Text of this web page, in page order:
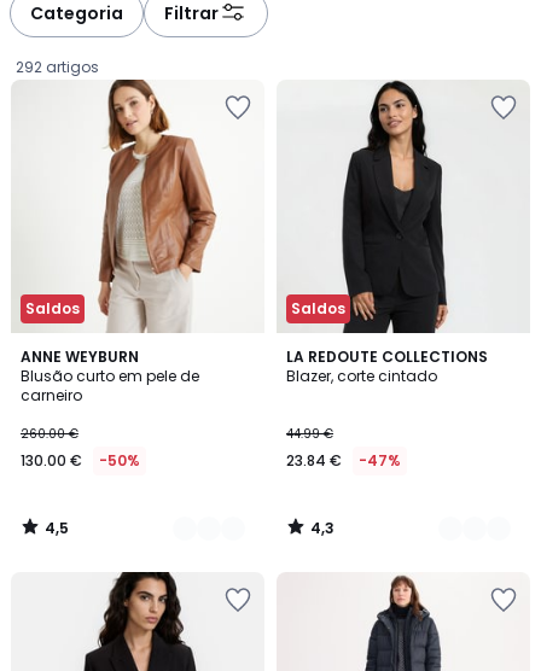
Categoria Filtrar
292 artigos
Saldos
ANNE WEYBURN
Blusão curto em pele de
carneiro
€
em
de
260.00
desconto
aplicado.
260.00 €
130.00 € -50%
4,5
/ 5
2
Cores
4,5
/
Saldos
LA REDOUTE COLLECTIONS
Blazer, corte cintado
44.99 €
23.84 € -47%
4,3
/ 5
3
Cores
4,3
/